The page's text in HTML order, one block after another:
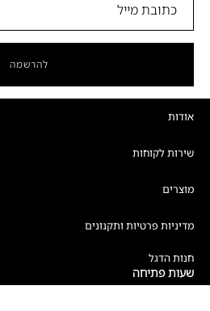
להרשמה
אודות
שירות לקוחות
מוצרים
מדיניות פרטיות ותקנונים
חנות הדגל
שעות פתיחה
ימים א'-ה':